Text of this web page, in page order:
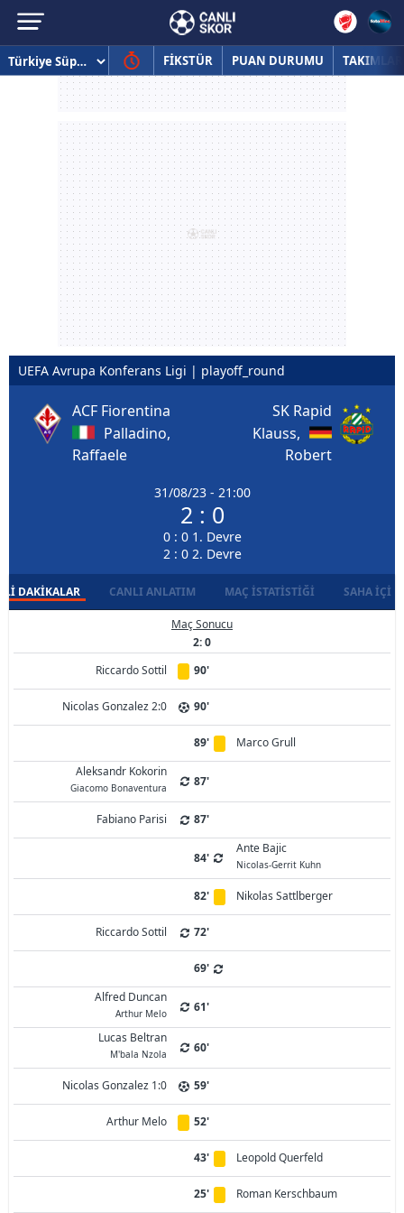
FİKSTÜR PUAN DURUMU TAKIMLAR
UEFA Avrupa Konferans Ligi | playoff_round
ACF Fiorentina
Palladino,
Raffaele
31/08/23 - 21:00
2 : 0
0 : 0 1. Devre
2 : 0 2. Devre
SK Rapid
Klauss,
Robert
DAKIKALAR CANLI ANLATIM MAÇ İSTATISTIĞI SAHA İÇI
Maç Sonucu
2: 0
Riccardo Sottil
90'
Nicolas Gonzalez 2:0 90'
89'
Marco Grull
Aleksandr Kokorin
Giacomo Bonaventura 87'
Fabiano Parisi 87'
84'
Ante Bajic
Nicolas-Gerrit Kuhn
82' Nikolas Sattlberger
Riccardo Sottil 72'
69'
Alfred Duncan
Arthur Melo
61'
Lucas Beltran
M'bala Nzola 60'
Nicolas Gonzalez 1:0 59'
Arthur Melo 52'
43' Leopold Querfeld
25' Roman Kerschbaum